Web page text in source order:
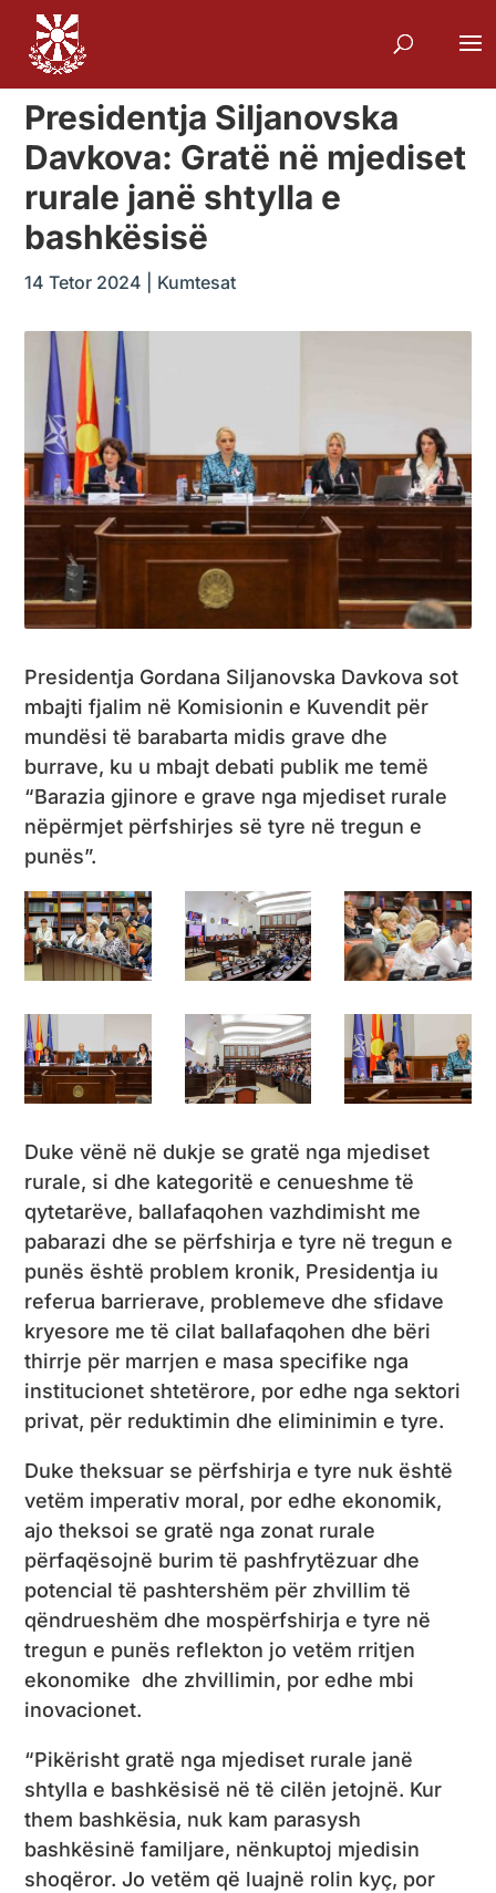
Presidentja Siljanovska
Davkova: Gratë në mjediset
rurale janë shtylla e
bashkësisë
14 Tetor 2024 Kumtesat
Presidentja Gordana Siljanovska Davkova sot
mbajti fjalim në Komisionin e Kuvendit për
mundësi të barabarta midis grave dhe
burrave, ku u mbajt debati publik me temë
“Barazia gjinore e grave nga mjediset rurale
nëpërmjet përfshirjes së tyre në tregun e
punës”.
Duke vënë në dukje se gratë nga mjediset
rurale, si dhe kategoritë e cenueshme të
qytetarëve, ballafaqohen vazhdimisht me
pabarazi dhe se përfshirja e tyre në tregun e
punës është problem kronik, Presidentja iu
referua barrierave, problemeve dhe sfidave
kryesore me të cilat ballafaqohen dhe bëri
thirrje për marrjen e masa specifike nga
institucionet shtetërore, por edhe nga sektori
privat, për reduktimin dhe eliminimin e tyre.
Duke theksuar se përfshirja e tyre nuk është
vetëm imperativ moral, por edhe ekonomik,
ajo theksoi se gratë nga zonat rurale
përfaqësojnë burim të pashfrytëzuar dhe
potencial të pashtershëm për zhvillim të
qëndrueshëm dhe mospërfshirja e tyre në
tregun e punës reflekton jo vetëm rritjen
ekonomike dhe zhvillimin, por edhe mbi
inovacionet.
“Pikërisht gratë nga mjediset rurale janë
shtylla e bashkësisë në të cilën jetojnë. Kur
them bashkësia, nuk kam parasysh
bashkësinë familjare, nënkuptoj mjedisin
shoqëror. Jo vetëm që luajnë rolin kyç, por